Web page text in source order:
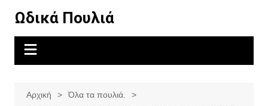
περιεχόμενο
Ωδικά Πουλιά
Αρχική
Όλα τα πουλιά.